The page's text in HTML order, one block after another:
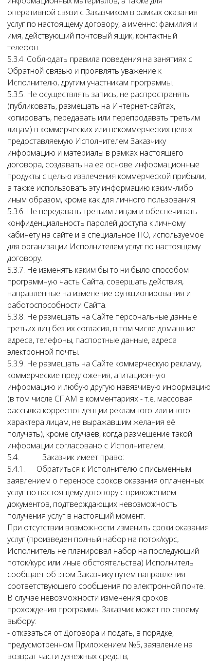
оперативной связи с Заказчиком в рамках оказания
услуг по настоящему договору, а именно: фамилия и
имя, действующий почтовый ящик, контактный
телефон.
5.3.4. Соблюдать правила поведения на занятиях с
Обратной связью и проявлять уважение к
Исполнителю, другим участникам программы.
5.3.5. Не осуществлять запись, не распространять
(публиковать, размещать на Интернет-сайтах,
копировать, передавать или перепродавать третьим
лицам) в коммерческих или некоммерческих целях
предоставляемую Исполнителем Заказчику
информацию и материалы в рамках настоящего
договора, создавать на ее основе информационные
продукты с целью извлечения коммерческой прибыли,
а также использовать эту информацию каким-либо
иным образом, кроме как для личного пользования.
5.3.6. Не передавать третьим лицам и обеспечивать
конфиденциальность паролей доступа к личному
кабинету на сайте и в специальное ПО, используемое
для организации Исполнителем услуг по настоящему
договору.
5.3.7. Не изменять каким бы то ни было способом
программную часть Сайта, совершать действия,
направленные на изменение функционирования и
работоспособности Сайта.
5.3.8. Не размещать на Сайте персональные данные
третьих лиц без их согласия, в том числе домашние
адреса, телефоны, паспортные данные, адреса
электронной почты.
5.3.9. Не размещать на Сайте коммерческую рекламу,
коммерческие предложения, агитационную
информацию и любую другую навязчивую информацию
(в том числе СПАМ в комментариях - т.е. массовая
рассылка корреспонденции рекламного или иного
характера лицам, не выражавшим желания её
получать), кроме случаев, когда размещение такой
информации согласовано с Исполнителем.
5.4. Заказчик имеет право:
5.4.1. Обратиться к Исполнителю с письменным
заявлением о переносе сроков оказания оплаченных
услуг по настоящему договору с приложением
документов, подтверждающих невозможность
получения услуг в настоящий момент.
При отсутствии возможности изменить сроки оказания
услуг (произведен полный набор на поток/курс,
Исполнитель не планировал набор на последующий
поток/курс или иные обстоятельства) Исполнитель
сообщает об этом Заказчику путем направления
соответствующего сообщения по электронной почте.
В случае невозможности изменения сроков
прохождения программы Заказчик может по своему
выбору:
- отказаться от Договора и подать, в порядке,
предусмотренном Приложением №5, заявление на
возврат части денежных средств;